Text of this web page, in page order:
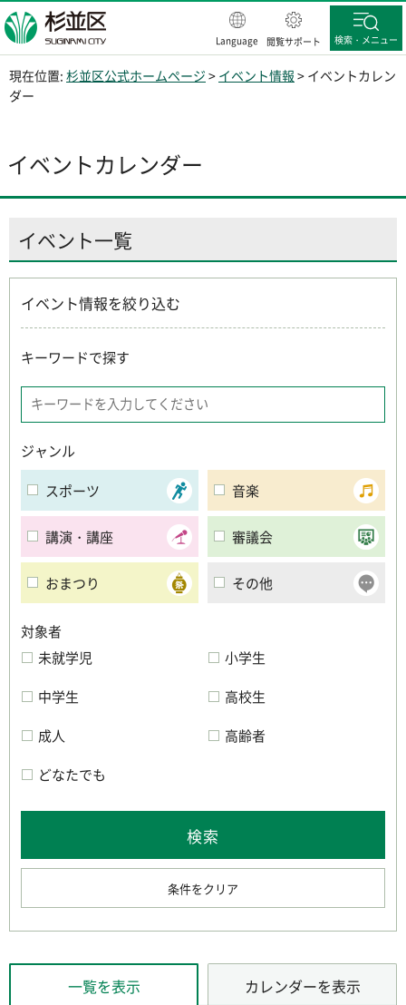
杉並区
Language 閲覧サポート 検索・メニュー
現在位置: 杉並区公式ホームページ > イベント情報 > イベントカレン
ダー
イベントカレンダー
イベント一覧
イベント情報を絞り込む
キーワードで探す
ジャンル
スポーツ
音楽
講演・講座 審議会
おまつり その他
対象者
未就学児
小学生
中学生
高校生
成人
高齢者
どなたでも
条件をクリア
一覧を表示 カレンダーを表示